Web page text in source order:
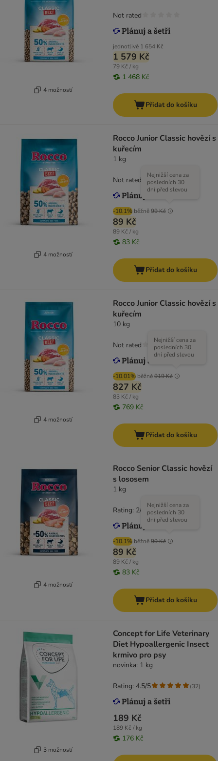
4 možností
jednotlivě 1 654 Kč
1 579 Kč
79 Kč / kg
1 468 Kč
Not rated
Přidat do košíku
4 možností
Rocco Junior Classic hovězí s
kuřecím
1 kg
-10.1% běžně99 Kč
Nejnižší cena za
posledních 30
dní před slevou
89 Kč
89 Kč / kg
83 Kč
Not rated
Přidat do košíku
4 možností
Rocco Junior Classic hovězí s
kuřecím
10 kg
-10.01% běžně919 Kč
Nejnižší cena za
posledních 30
dní před slevou
827 Kč
83 Kč / kg
769 Kč
Not rated
Přidat do košíku
4 možností
Rocco Senior Classic hovězí
s lososem
1 kg
-10.1% běžně99 Kč
Nejnižší cena za
posledních 30
dní před slevou
89 Kč
89 Kč / kg
83 Kč
Rating: 2/5
Přidat do košíku
3 možností
Concept for Life Veterinary
Diet Hypoallergenic Insect
krmivo pro psy
novinka: 1 kg
189 Kč
189 Kč / kg
176 Kč
Rating: 4.5/5 (32)